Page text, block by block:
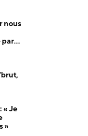
nous
par
« Je
»